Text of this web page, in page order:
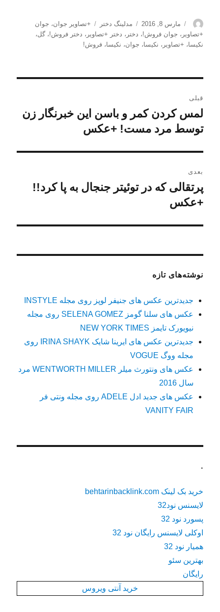
نویسنده
ارسال
شده
در
مارس 8, 2016 دسته‌ها
مدلینگ دختر برچسب‌ها
+تصاویر جوان، جوان
+تصاویر ، جوان فروش!، دختر ، دختر +تصاویر ، دختر فروش!،گل،
نکیسا، +تصاویر ، نکیسا، جوان، نکیسا، فروش!
نوشته
قبلی
نوشته
قبلی:
لمس کردن کمر و باسن این خبرنگار زن
توسط مرد مست! +عکس
بعدی
نوشته
بعدی:
پرتقالی که در توئیتر جنجال به پا کرد!!
+عکس
نوشته‌های تازه
جدیدترین عکس های جنیفر لوپز روی مجله INSTYLE
عکس های سلنا گومز SELENA GOMEZ روی مجله
نیویورک تایمز NEW YORK TIMES
جدیدترین عکس های ایرینا شایک IRINA SHAYK روی
مجله ووگ VOGUE
عکس های ونتورث میلر WENTWORTH MILLER مرد
سال 2016
عکس های جدید ادل ADELE روی مجله ونتی فر
VANITY FAIR
.
خرید بک لینک behtarinbacklink.com
لایسنس نود32
پسورد نود 32
اوکلی لایسنس رایگان نود 32
همیار نود 32
بهترین سئو
رایگان
خرید آنتی ویروس